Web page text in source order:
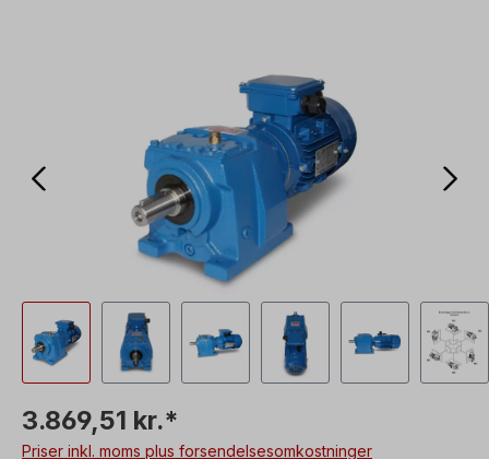
3.869,51 kr.*
Priser inkl. moms plus forsendelsesomkostninger